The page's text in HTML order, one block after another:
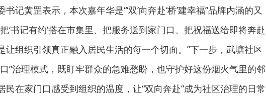
记黄罡表示，本次嘉年华是“‘双’向奔赴‘桥’建幸福”品牌内涵的又
‘书记有约’搭在市集里、把服务送到家门口、把祝福送给即将奔赴
让组织引领真正融入居民生活的每一个切面。”下一步，武塘社区
”治理模式，既盯牢群众的急难愁盼，也守护好这份烟火气里的邻
民在家门口感受到组织的温度，让“双向奔赴”成为社区治理的日常